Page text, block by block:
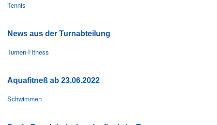
Tennis
News aus der Turnabteilung
Turnen-Fitness
Aquafitneß ab 23.06.2022
Schwimmen